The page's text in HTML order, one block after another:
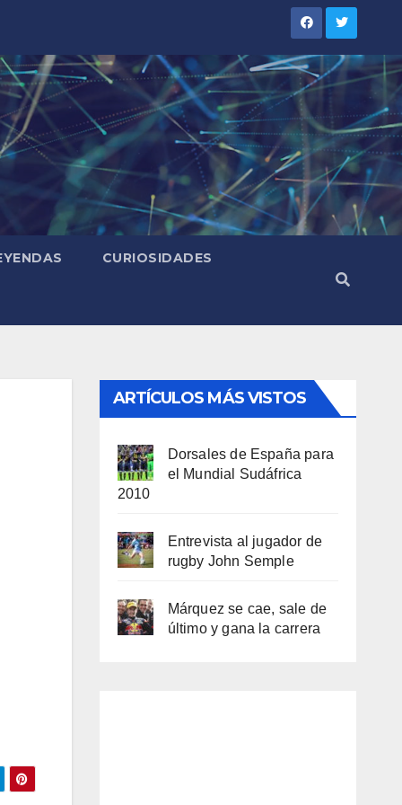
CURIOSIDADES
ARTÍCULOS MÁS VISTOS
Dorsales de España para
el Mundial Sudáfrica
2010
Entrevista al jugador de
rugby John Semple
Márquez se cae, sale de
último y gana la carrera